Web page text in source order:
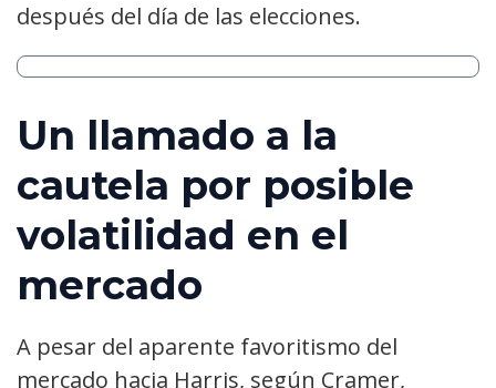
después del día de las elecciones.
Un llamado a la
cautela por posible
volatilidad en el
mercado
A pesar del aparente favoritismo del
mercado hacia Harris, según Cramer,